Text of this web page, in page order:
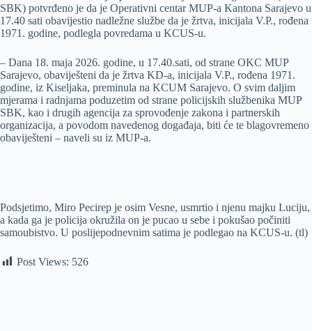
SBK) potvrđeno je da je Operativni centar MUP-a Kantona Sarajevo u
17.40 sati obavijestio nadležne službe da je žrtva, inicijala V.P., rođena
1971. godine, podlegla povredama u KCUS-u.
– Dana 18. maja 2026. godine, u 17.40.sati, od strane OKC MUP
Sarajevo, obaviješteni da je žrtva KD-a, inicijala V.P., rođena 1971.
godine, iz Kiseljaka, preminula na KCUM Sarajevo. O svim daljim
mjerama i radnjama poduzetim od strane policijskih službenika MUP
SBK, kao i drugih agencija za sprovođenje zakona i partnerskih
organizacija, a povodom navedenog događaja, biti će te blagovremeno
obaviješteni – naveli su iz MUP-a.
Podsjetimo, Miro Pecirep je osim Vesne, usmrtio i njenu majku Luciju,
a kada ga je policija okružila on je pucao u sebe i pokušao počiniti
samoubistvo. U poslijepodnevnim satima je podlegao na KCUS-u. (tl)
Post Views: 526